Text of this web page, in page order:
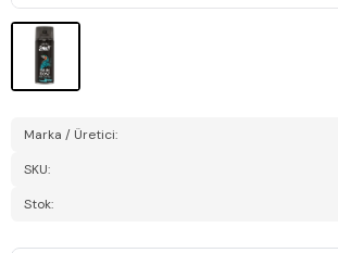
Marka / Üretici:
SKU:
Stok: